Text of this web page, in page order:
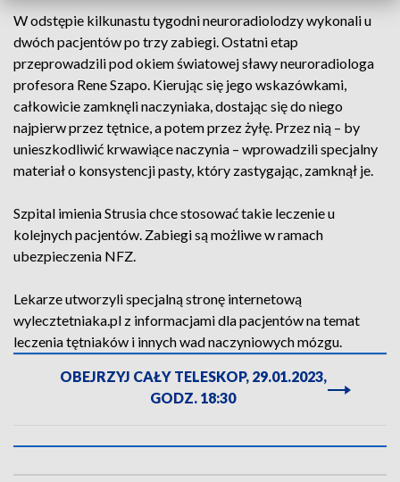
W odstępie kilkunastu tygodni neuroradiolodzy wykonali u
dwóch pacjentów po trzy zabiegi. Ostatni etap
przeprowadzili pod okiem światowej sławy neuroradiologa
profesora Rene Szapo. Kierując się jego wskazówkami,
całkowicie zamknęli naczyniaka, dostając się do niego
najpierw przez tętnice, a potem przez żyłę. Przez nią – by
unieszkodliwić krwawiące naczynia – wprowadzili specjalny
materiał o konsystencji pasty, który zastygając, zamknął je.
Szpital imienia Strusia chce stosować takie leczenie u
kolejnych pacjentów. Zabiegi są możliwe w ramach
ubezpieczenia NFZ.
Lekarze utworzyli specjalną stronę internetową
wylecztetniaka.pl z informacjami dla pacjentów na temat
leczenia tętniaków i innych wad naczyniowych mózgu.
OBEJRZYJ CAŁY TELESKOP, 29.01.2023,
GODZ. 18:30